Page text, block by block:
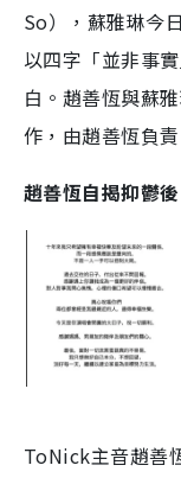
So），蘇雅琳今
以四字「並非事
白。趙善恆與蘇
作，由趙善恆負
趙善恆自揭抑鬱
ToNick主音趙善